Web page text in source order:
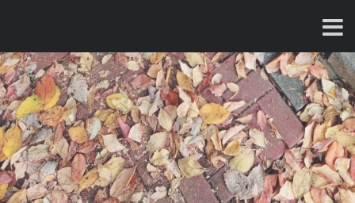
テ
ン
ツ
へ
ス
キ
ッ
プ